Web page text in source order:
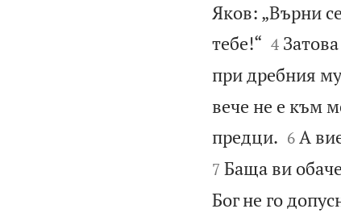
Яков: „Върни
тебе!“
4
при дребния
вече не е към
предци.
6 А
7 Баща ви
Бог не го